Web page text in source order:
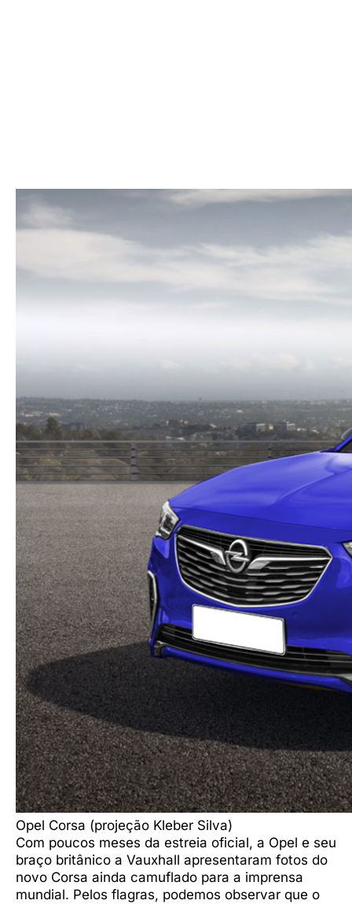
Opel Corsa (projeção Kleber Silva)
Com poucos meses da estreia oficial, a Opel e seu
braço britânico a Vauxhall apresentaram fotos do
novo Corsa ainda camuflado para a imprensa
mundial. Pelos flagras, podemos observar que o